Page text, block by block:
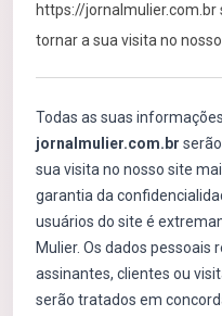
https://jornalmulier.com.br
tornar a sua visita no
Todas as suas
jornalmulier.com.br
sua visita no nosso site
garantia da
usuários do site é
Mulier. Os dados pessoais
assinantes, clientes ou
serão tratados em